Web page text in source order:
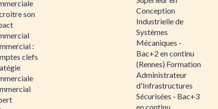
son
:
clefs
Conception
Industrielle de
Systèmes
Mécaniques -
Bac+2 en continu
(Rennes) Formation
Administrateur
d'Infrastructures
Sécurisées - Bac+3
en continu